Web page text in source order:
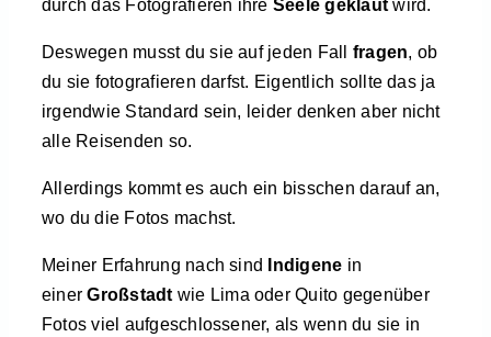
durch das Fotografieren ihre Seele geklaut wird.
Deswegen musst du sie auf jeden Fall fragen, ob
du sie fotografieren darfst. Eigentlich sollte das ja
irgendwie Standard sein, leider denken aber nicht
alle Reisenden so.
Allerdings kommt es auch ein bisschen darauf an,
wo du die Fotos machst.
Meiner Erfahrung nach sind Indigene in
einerGroßstadt wie Lima oder Quito gegenüber
Fotos viel aufgeschlossener, als wenn du sie in